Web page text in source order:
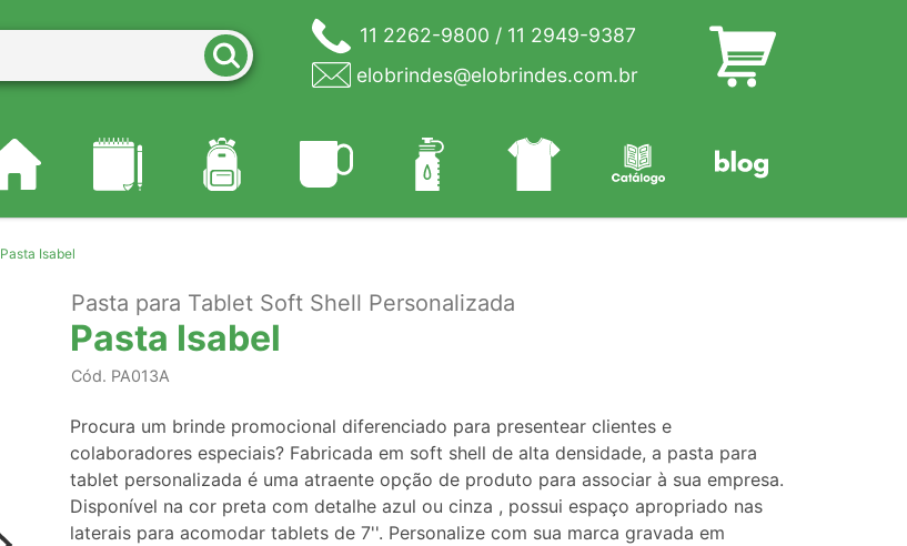
11 2262-9800 / 11 2949-9387
elobrindes@elobrindes.com.br
Pasta Isabel
Pasta para Tablet Soft Shell Personalizada
Pasta Isabel
Cód. PA013A
Procura um brinde promocional diferenciado para presentear clientes e
colaboradores especiais? Fabricada em soft shell de alta densidade, a pasta para
tablet personalizada é uma atraente opção de produto para associar à sua empresa.
Disponível na cor preta com detalhe azul ou cinza , possui espaço apropriado nas
laterais para acomodar tablets de 7''. Personalize com sua marca gravada em